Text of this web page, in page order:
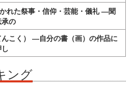
れた祭事・信仰・芸能・儀礼 ―聞
の
こく） ―自分の書（画）の作品に
ング